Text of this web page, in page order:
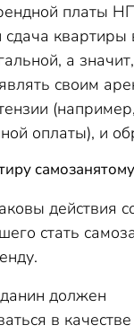
платы
квартиры
а
своим
оплаты), и
самозанятому
действия
стать
должен
в